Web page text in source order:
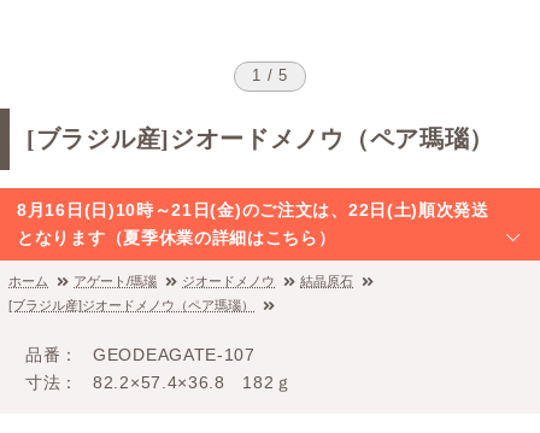
1 / 5
[ブラジル産]ジオードメノウ（ペア瑪瑙）
8月16日(日)10時～21日(金)のご注文は、22日(土)順次発送
となります（夏季休業の詳細はこちら）
ホーム アゲート/瑪瑙 ジオードメノウ
結晶原石
[ブラジル産]ジオードメノウ（ペア瑪瑙）
品番
GEODEAGATE-107
寸法
82.2×57.4×36.8 182ｇ